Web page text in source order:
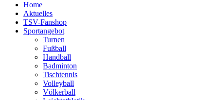
Home
Aktuelles
TSV-Fanshop
Sportangebot
Turnen
Fußball
Handball
Badminton
Tischtennis
Volleyball
Völkerball